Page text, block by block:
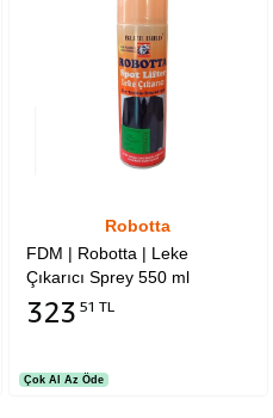
Robotta
FDM | Robotta | Leke
Çıkarıcı Sprey 550 ml
323 51 TL
Çok Al Az Öde